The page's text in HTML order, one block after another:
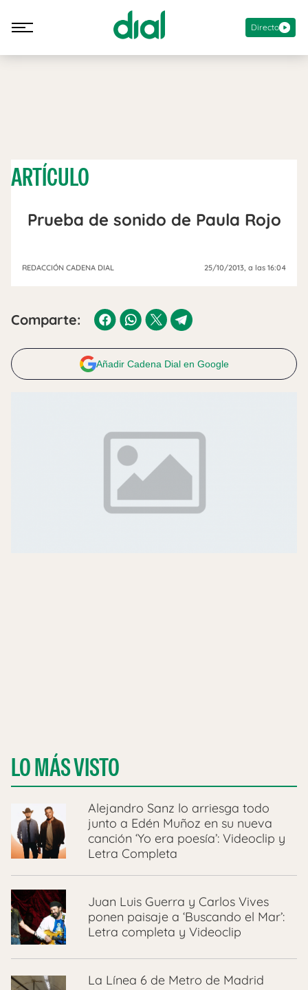
Directo
ARTÍCULO
Prueba de sonido de Paula Rojo
REDACCIÓN CADENA DIAL 25/10/2013, a las 16:04
Comparte:
Añadir Cadena Dial en Google
LO MÁS VISTO
Alejandro Sanz lo arriesga todo
junto a Edén Muñoz en su nueva
canción ‘Yo era poesía’: Videoclip y
Letra Completa
Juan Luis Guerra y Carlos Vives
ponen paisaje a ‘Buscando el Mar’:
Letra completa y Videoclip
La Línea 6 de Metro de Madrid